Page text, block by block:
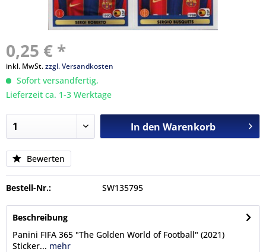
0,25 € *
inkl. MwSt.zzgl. Versandkosten
Sofort versandfertig,
Lieferzeit ca. 1-3 Werktage
In den Warenkorb
Bewerten
Bestell-Nr.: SW135795
Beschreibung
Panini FIFA 365 "The Golden World of Football" (2021)
Sticker... mehr